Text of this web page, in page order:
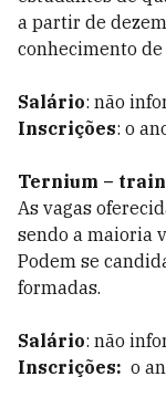
a partir de
conhecimento de
Salário: não
Inscrições: o
Ternium –
As vagas
sendo a maioria
Podem se
formadas.
Salário: não
Inscrições: o